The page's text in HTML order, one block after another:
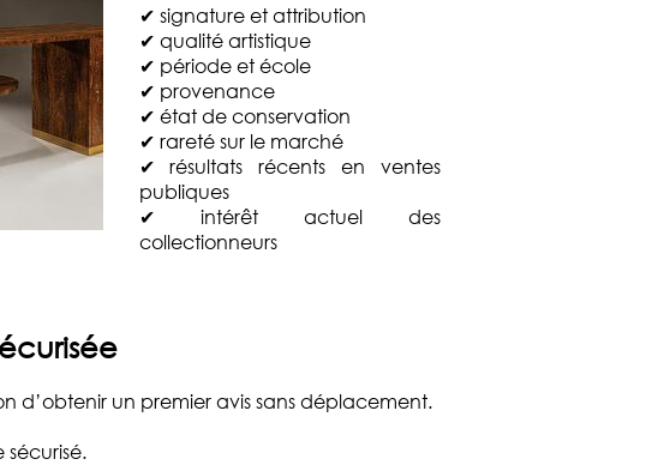
✔ signature et attribution
✔ qualité artistique
✔ période et école
✔ provenance
✔ état de conservation
✔ rareté sur le marché
✔ résultats récents en ventes
publiques
✔ intérêt actuel des
collectionneurs
d’obtenir un premier avis sans déplacement.